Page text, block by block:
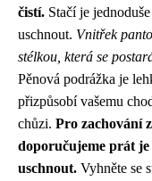
čistí. Stačí je
uschnout. Vnitřek
stélkou, která se
Pěnová podrážka je
přizpůsobí vašemu
chůzi. Pro zachování
doporučujeme prát je
uschnout. Vyhněte se